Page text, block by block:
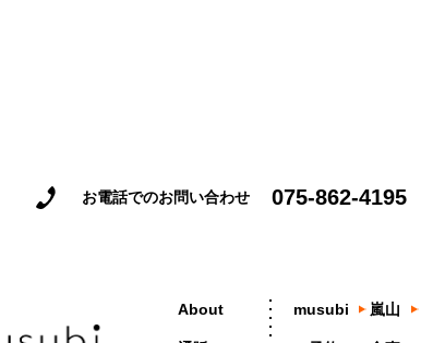
お電話でのお問い合わせ 075-862-4195
About musubi 嵐山